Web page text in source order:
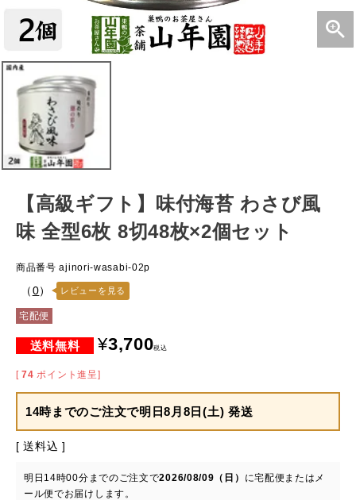
【高級ギフト】味付海苔 わさび風
味 全型6枚 8切48枚×2個セット
商品番号 ajinori-wasabi-02p
（0） レビューを見る
宅配便
¥3,700税込
[ 74 ポイント進呈]
14時までのご注文で明日8月8日(土) 発送
送料込
明日 14時00分 までのご注文で2026/08/09（日） に宅配便またはメ
ール便でお届けします。